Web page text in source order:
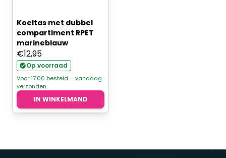
Koeltas met dubbel
compartiment RPET
marineblauw
€12,95
Op voorraad
Voor 17.00 besteld = vandaag
verzonden
IN WINKELMAND